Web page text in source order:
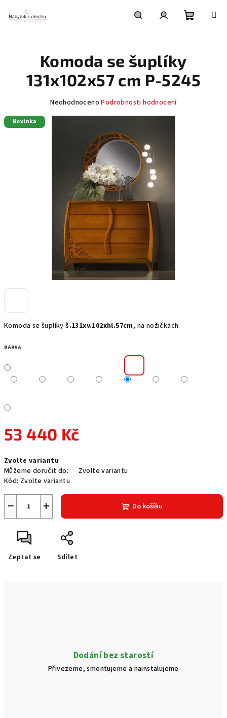
obsah
Komoda se šuplíkyš.131xv.102xhl.57cm, na nožičkách.
BARVA
53 440 Kč
cena:
Zvolte variantu
Můžeme doručit do:
Zvolte variantu
Kód: Zvolte variantu
+
− Do košíku
Zeptat se Sdílet
Komoda se šuplíky
131x102x57 cm P-5245
Průměrné
hvězdiček.
Neohodnoceno Podrobnosti hodnocení
Novinka
Dodání bez starostí
Přivezeme, smontujeme a nainstalujeme